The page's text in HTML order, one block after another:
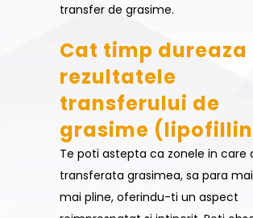
transfer de grasime.
Cat timp dureaza
rezultatele
transferului de
grasime
Te poti astepta ca zonele in care
transferata grasimea, sa para
mai pline, oferindu-ti un aspect